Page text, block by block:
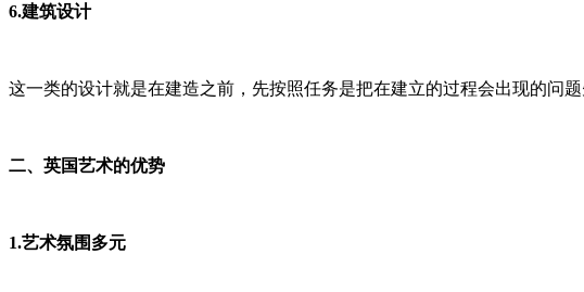
6.建筑设计
这一类的设计就是在建造之前，先按照任务是把在建立的过程会出现的问
二、英国艺术的优势
1.艺术氛围多元